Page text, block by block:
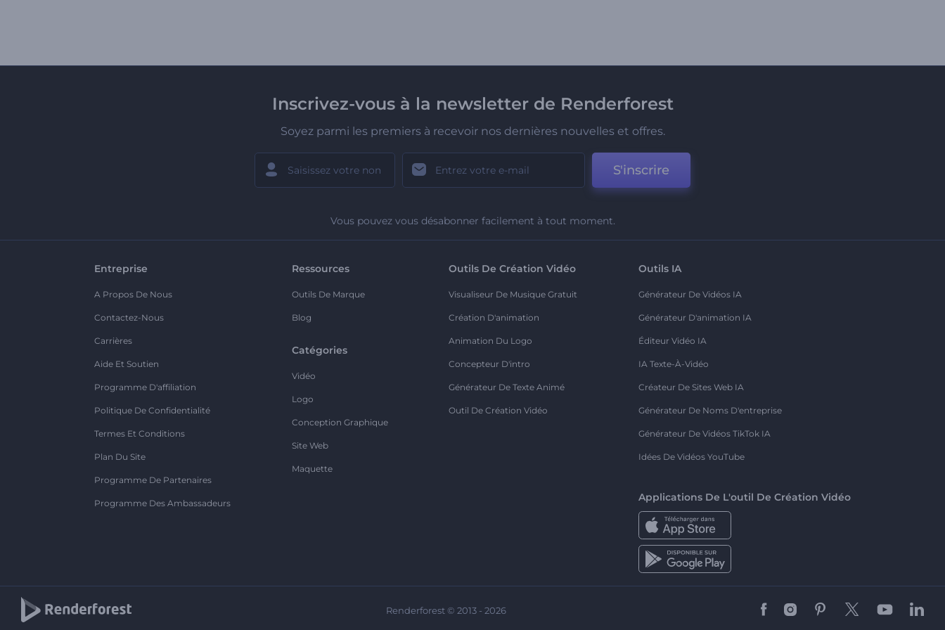
Inscrivez-vous à la newsletter de Renderforest
Soyez parmi les premiers à recevoir nos dernières nouvelles et offres.
S'inscrire
Vous pouvez vous désabonner facilement à tout moment.
Entreprise
A Propos De Nous
Contactez-Nous
Carrières
Aide Et Soutien
Programme D'affiliation
Politique De Confidentialité
Termes Et Conditions
Plan Du Site
Programme De Partenaires
Programme Des Ambassadeurs
Ressources
Outils De Marque
Blog
Catégories
Vidéo
Logo
Conception Graphique
Site Web
Maquette
Outils De Création Vidéo
Visualiseur De Musique Gratuit
Création D'animation
Animation Du Logo
Concepteur D'intro
Générateur De Texte Animé
Outil De Création Vidéo
Outils IA
Générateur De Vidéos IA
Générateur D'animation IA
Éditeur Vidéo IA
IA Texte-À-Vidéo
Créateur De Sites Web IA
Générateur De Noms D'entreprise
Générateur De Vidéos TikTok IA
Idées De Vidéos YouTube
Applications De L'outil De Création Vidéo
Renderforest © 2013 - 2026